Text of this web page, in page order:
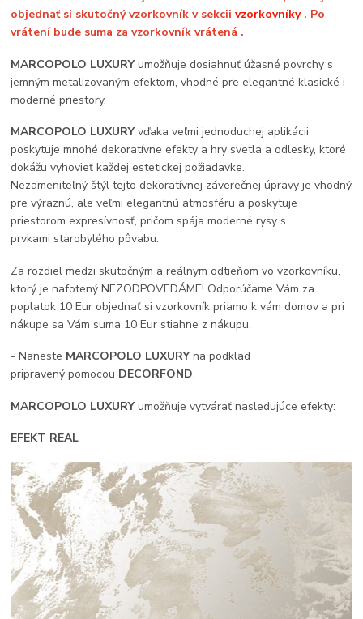
objednať si skutočný vzorkovník v sekciivzorkovníky. Po
vrátení bude suma za vzorkovník vrátená .
MARCOPOLO LUXURYumožňuje dosiahnuť úžasné povrchy s
jemným metalizovaným efektom, vhodné pre elegantné klasické i
moderné priestory.
MARCOPOLO LUXURYvďaka veľmi jednoduchej aplikácii
poskytuje mnohé dekoratívne efekty a hry svetla a odlesky, ktoré
dokážu vyhovieť každej estetickej požiadavke.
Nezameniteľný štýl tejto dekoratívnej záverečnej úpravy je vhodný
pre výraznú, ale veľmi elegantnú atmosféru a poskytuje
priestorom expresívnosť, pričom spája moderné rysy s
prvkami starobylého pôvabu.
Za rozdiel medzi skutočným a reálnym odtieňom vo vzorkovníku,
ktorý je nafotený NEZODPOVEDÁME! Odporúčame Vám za
poplatok 10 Eur objednať si vzorkovník priamo k vám domov a pri
nákupe sa Vám suma 10 Eur stiahne z nákupu.
- Naneste MARCOPOLO LUXURYna podklad
pripravený pomocou DECORFOND.
MARCOPOLO LUXURYumožňuje vytvárať nasledujúce efekty:
EFEKT REAL